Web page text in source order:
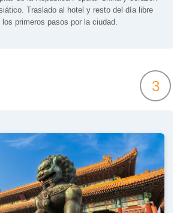
Traslado al hotel y resto del día libre
primeros pasos por la ciudad.
3